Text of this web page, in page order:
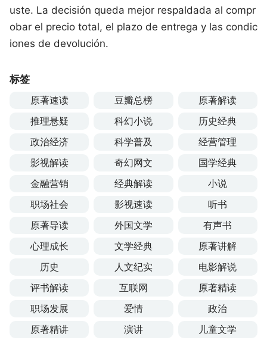
uste. La decisión queda mejor respaldada al compr
obar el precio total, el plazo de entrega y las condic
iones de devolución.
标签
原著速读 豆瓣总榜
原著解读
推理悬疑
科幻小说
历史经典
政治经济
科学普及
经营管理
影视解读
奇幻网文
国学经典
金融营销
经典解读
小说
职场社会
影视速读
听书
原著导读
外国文学
有声书
心理成长
文学经典
原著讲解
历史
人文纪实
电影解说
评书解读
互联网
原著精读
职场发展
爱情
政治
原著精讲
演讲 儿童文学